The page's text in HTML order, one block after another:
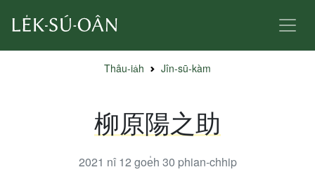
Thâu-ia̍h Jîn-sū-kàm
柳原陽之助
2021 nî 12 goe̍h 30 phian-chhip